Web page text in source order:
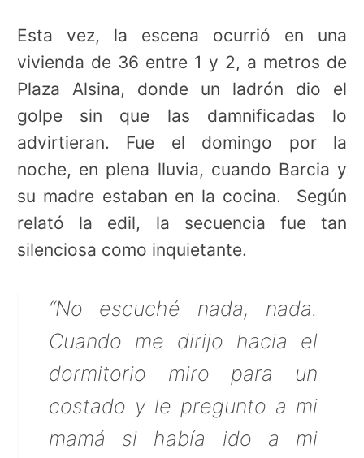
Esta vez, la escena ocurrió en una
vivienda de 36 entre 1 y 2, a metros de
Plaza Alsina, donde un ladrón dio el
golpe sin que las damnificadas lo
advirtieran. Fue el domingo por la
noche, en plena lluvia, cuando Barcia y
su madre estaban en la cocina. Según
relató la edil, la secuencia fue tan
silenciosa como inquietante.
“No escuché nada, nada.
Cuando me dirijo hacia el
dormitorio miro para un
costado y le pregunto a mi
mamá si había ido a mi